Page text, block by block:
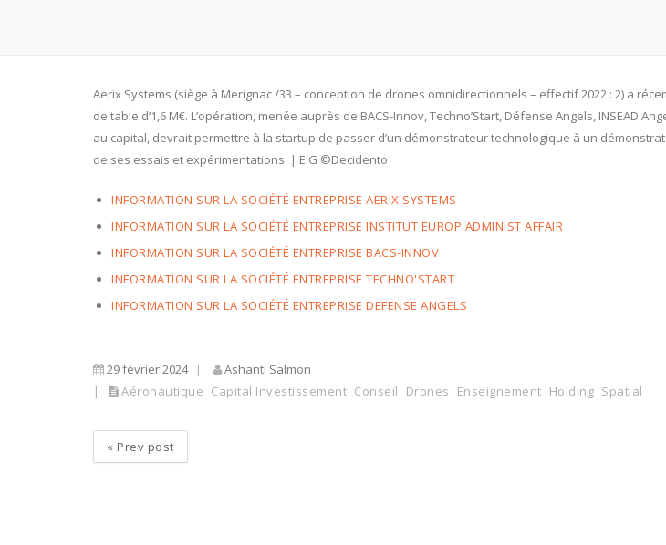
Aerix Systems (siège à Merignac /33 – conception de drones omnidirectionnels – effectif 2022 : 2) a
de table d’1,6 M€. L’opération, menée auprès de BACS-Innov, Techno’Start, Défense Angels, INSEAD
au capital, devrait permettre à la startup de passer d’un démonstrateur technologique à un
de ses essais et expérimentations. | E.G ©Decidento
INFORMATION SUR LA SOCIÉTÉ ENTREPRISE AERIX SYSTEMS
INFORMATION SUR LA SOCIÉTÉ ENTREPRISE INSTITUT EUROP ADMINIST AFFAIR
INFORMATION SUR LA SOCIÉTÉ ENTREPRISE BACS-INNOV
INFORMATION SUR LA SOCIÉTÉ ENTREPRISE TECHNO'START
INFORMATION SUR LA SOCIÉTÉ ENTREPRISE DEFENSE ANGELS
29 février 2024
Ashanti Salmon
Aéronautique Capital Investissement Conseil Drones Enseignement Holding Spatial
« Prev post